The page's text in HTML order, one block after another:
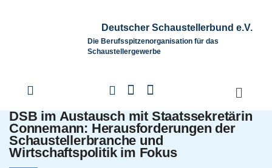
Deutscher Schaustellerbund e.V.
Die Berufsspitzenorganisation für das
Schaustellergewerbe
DSB im Austausch mit Staatssekretärin
Connemann: Herausforderungen der
Schaustellerbranche und
Wirtschaftspolitik im Fokus